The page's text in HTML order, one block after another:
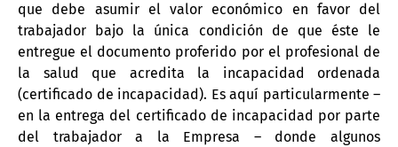
que debe asumir el valor económico en favor del
trabajador bajo la única condición de que éste le
entregue el documento proferido por el profesional de
la salud que acredita la incapacidad ordenada
(certificado de incapacidad). Es aquí particularmente –
en la entrega del certificado de incapacidad por parte
del trabajador a la Empresa – donde algunos